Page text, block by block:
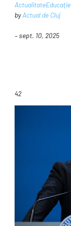
ActualitateEducaţie
byActual de Cluj
– sept. 10, 2025
42